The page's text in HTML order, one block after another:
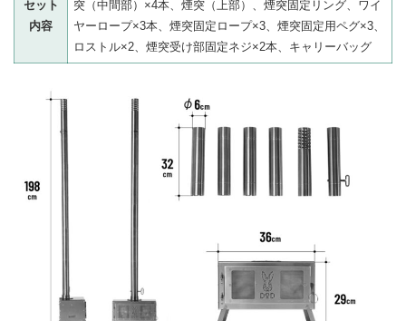
セット
内容
突（中間部）×4本、煙突（上部）、煙突固定リング、ワイ
ヤーロープ×3本、煙突固定ロープ×3、煙突固定用ペグ×3、
ロストル×2、煙突受け部固定ネジ×2本、キャリーバッグ